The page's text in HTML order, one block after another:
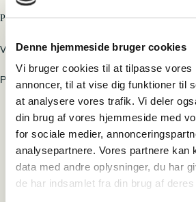
Denne hjemmeside bruger cookies
Vi bruger cookies til at tilpasse vores
annoncer, til at vise dig funktioner til
at analysere vores trafik. Vi deler
din brug af vores hjemmeside med
for sociale medier,
analysepartnere. Vores partnere kan
data med andre oplysninger, du har
de har indsamlet fra din brug af deres
Praktisk:
Vi skal i vandet, så shorts eller badetøj er en
Pris: 100 kroner for voksne, 75 kroner for
Tilmeld
Hvornår